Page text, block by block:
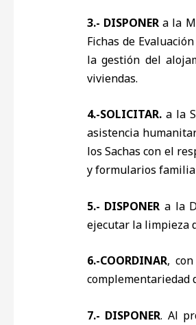
3.- DISPONERa la
Fichas de
la gestión del
viviendas.
4.-SOLICITAR. a la
asistencia
los Sachas con el
y formularios
5.- DISPONER a la
ejecutar la limpieza
6.-COORDINAR,
complementariedad
7.- DISPONER. Al